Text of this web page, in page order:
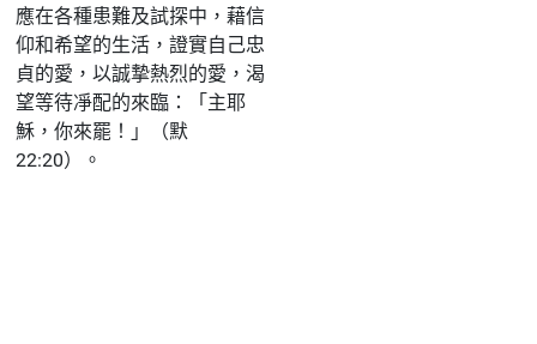
應在各種患難及試探中，藉信
仰和希望的生活，證實自己忠
貞的愛，以誠摯熱烈的愛，渴
望等待凈配的來臨：「主耶
穌，你來罷！」（默
22:20）。